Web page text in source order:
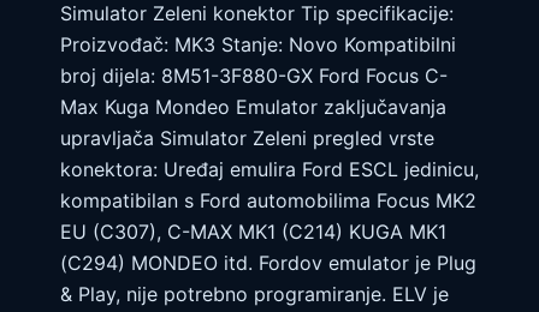
Simulator Zeleni konektor Tip specifikacije:
Proizvođač: MK3 Stanje: Novo Kompatibilni
broj dijela: 8M51-3F880-GX Ford Focus C-
Max Kuga Mondeo Emulator zaključavanja
upravljača Simulator Zeleni pregled vrste
konektora: Uređaj emulira Ford ESCL jedinicu,
kompatibilan s Ford automobilima Focus MK2
EU (C307), C-MAX MK1 (C214) KUGA MK1
(C294) MONDEO itd. Fordov emulator je Plug
& Play, nije potrebno programiranje. ELV je